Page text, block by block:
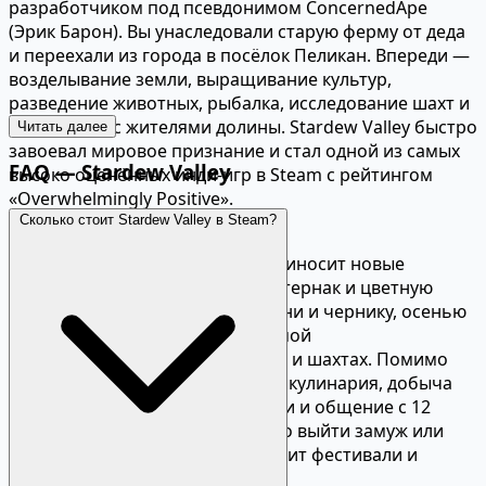
разработчиком под псевдонимом ConcernedApe
(Эрик Барон). Вы унаследовали старую ферму от деда
и переехали из города в посёлок Пеликан. Впереди —
возделывание земли, выращивание культур,
разведение животных, рыбалка, исследование шахт и
знакомство с жителями долины. Stardew Valley быстро
завоевал мировое признание и стал одной из самых
высоко оценённых инди-игр в Steam с рейтингом
«Overwhelmingly Positive».
Геймплей и возможности
В Stardew Valley каждый день приносит новые
занятия. Весной вы сажаете пастернак и цветную
капусту, летом выращиваете дыни и чернику, осенью
собираете тыквы и клюкву, а зимой
сосредотачиваетесь на рыбалке и шахтах. Помимо
фермерства, доступны ремесло, кулинария, добыча
руды в подземельях с монстрами и общение с 12
персонажами, за которых можно выйти замуж или
жениться. Каждый сезон приносит фестивали и
Читать далее
FAQ — Stardew Valley
Сколько стоит Stardew Valley в Steam?